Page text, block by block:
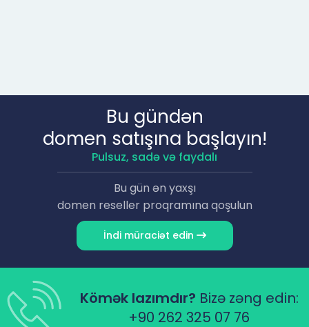
Bu gündən
domen satışına başlayın!
Pulsuz, sadə və faydalı
Bu gün ən yaxşı
domen reseller proqramına qoşulun
İndi müraciət edin
Kömək lazımdır? Bizə zəng edin:
+90 262 325 07 76